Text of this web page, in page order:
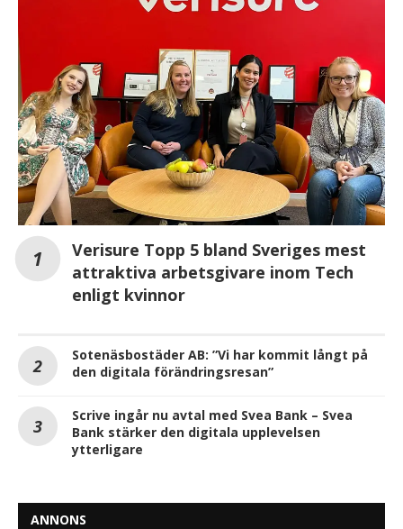
Verisure Topp 5 bland Sveriges mest
attraktiva arbetsgivare inom Tech
enligt kvinnor
Sotenäsbostäder AB: ”Vi har kommit långt på
den digitala förändringsresan”
Scrive ingår nu avtal med Svea Bank – Svea
Bank stärker den digitala upplevelsen
ytterligare
ANNONS